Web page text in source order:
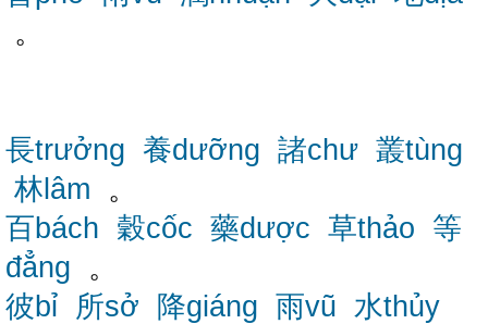
。
長trưởng 養dưỡng 諸chư 叢tùng
林lâm 。
百bách 穀cốc 藥dược 草thảo 等
đẳng 。
彼bỉ 所sở 降giáng 雨vũ 水thủy